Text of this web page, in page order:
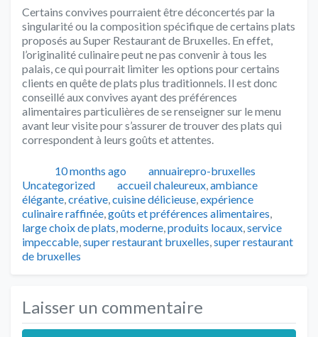
Certains convives pourraient être déconcertés par la
singularité ou la composition spécifique de certains plats
proposés au Super Restaurant de Bruxelles. En effet,
l’originalité culinaire peut ne pas convenir à tous les
palais, ce qui pourrait limiter les options pour certains
clients en quête de plats plus traditionnels. Il est donc
conseillé aux convives ayant des préférences
alimentaires particulières de se renseigner sur le menu
avant leur visite pour s’assurer de trouver des plats qui
correspondent à leurs goûts et attentes.
Publié10 months ago Auteur
annuairepro-bruxelles
Uncategorized
Tags
accueil chaleureux,ambiance
élégante,créative,cuisine délicieuse,expérience
culinaire raffinée,goûts et préférences alimentaires,
large choix de plats,moderne,produits locaux,service
impeccable,super restaurant bruxelles,super restaurant
de bruxelles
Laisser un commentaire